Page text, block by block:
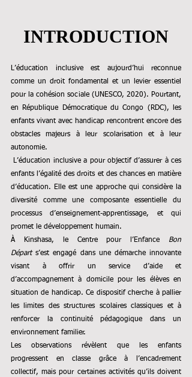
INTRODUCTION
L’éducation inclusive est aujourd’hui reconnue
comme un droit fondamental et un levier essentiel
pour la cohésion sociale (UNESCO, 2020). Pourtant,
en République Démocratique du Congo (RDC), les
enfants vivant avec handicap rencontrent encore des
obstacles majeurs à leur scolarisation et à leur
autonomie.
L’éducation inclusive a pour objectif d’assurer à ces
enfants l’égalité des droits et des chances en matière
d’éducation. Elle est une approche qui considère la
diversité comme une composante essentielle du
processus d’enseignement-apprentissage, et qui
promet le développement humain.
À Kinshasa, le Centre pour l’Enfance Bon
Départ s’est engagé dans une démarche innovante
visant à offrir un service d’aide et
d’accompagnement à domicile pour les élèves en
situation de handicap. Ce dispositif cherche à pallier
les limites des structures scolaires classiques et à
renforcer la continuité pédagogique dans un
environnement familier.
Les observations révèlent que les enfants
progressent en classe grâce à l’encadrement
collectif, mais pour certaines activités qu’ils doivent